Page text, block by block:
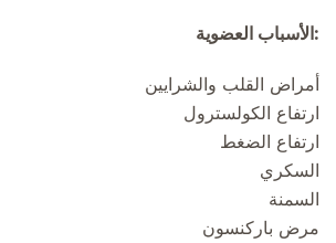
:الأسباب العضوية
أمراض القلب والشرايين
ارتفاع الكولسترول
ارتفاع الضغط
السكري
السمنة
مرض باركنسون